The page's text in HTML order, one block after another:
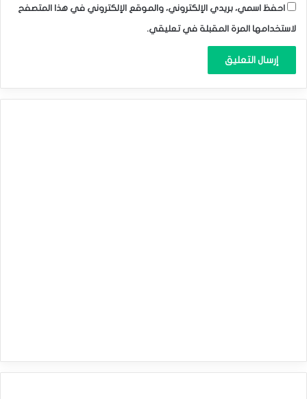
احفظ اسمي، بريدي الإلكتروني، والموقع الإلكتروني في هذا المتصفح
لاستخدامها المرة المقبلة في تعليقي.